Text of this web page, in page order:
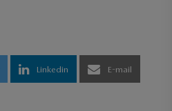
Linkedin E-mail